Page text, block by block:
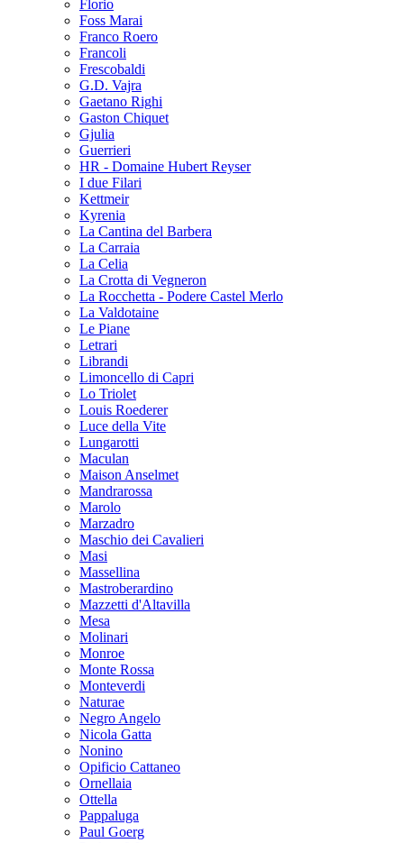
Florio
Foss Marai
Franco Roero
Francoli
Frescobaldi
G.D. Vajra
Gaetano Righi
Gaston Chiquet
Gjulia
Guerrieri
HR - Domaine Hubert Reyser
I due Filari
Kettmeir
Kyrenia
La Cantina del Barbera
La Carraia
La Celia
La Crotta di Vegneron
La Rocchetta - Podere Castel Merlo
La Valdotaine
Le Piane
Letrari
Librandi
Limoncello di Capri
Lo Triolet
Louis Roederer
Luce della Vite
Lungarotti
Maculan
Maison Anselmet
Mandrarossa
Marolo
Marzadro
Maschio dei Cavalieri
Masi
Massellina
Mastroberardino
Mazzetti d'Altavilla
Mesa
Molinari
Monroe
Monte Rossa
Monteverdi
Naturae
Negro Angelo
Nicola Gatta
Nonino
Opificio Cattaneo
Ornellaia
Ottella
Pappaluga
Paul Goerg